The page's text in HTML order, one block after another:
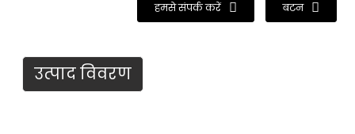
हमसे संपर्क करें बटन
उत्पाद विवरण